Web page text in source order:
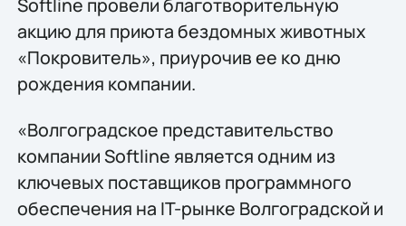
акцию для приюта бездомных животных
«Покровитель», приурочив ее ко дню
рождения компании.
«Волгоградское представительство
компании Softline является одним из
ключевых поставщиков программного
обеспечения на IT-рынке Волгоградской и